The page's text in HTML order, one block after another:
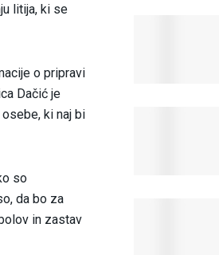
litija, ki se
o pripravi
Dačić je
ki naj bi
so
da bo za
in zastav